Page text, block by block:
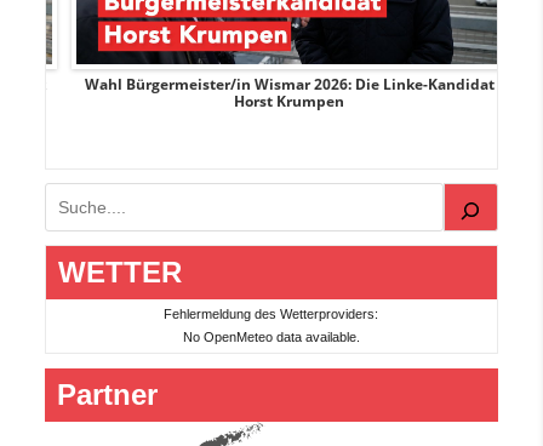
Wahl Bürgermeister/in Wismar 2026: Die Linke-Kandidat
Horst Krumpen
Suchen
WETTER
Fehlermeldung des Wetterproviders:
No OpenMeteo data available.
Partner